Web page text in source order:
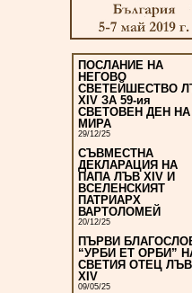
ПОСЛАНИЕ НА
НЕГОВО
СВЕТЕЙШЕСТВО
XIV ЗА 59-ия
СВЕТОВЕН ДЕН НА
МИРА
29/12/25
СЪВМЕСТНА
ДЕКЛАРАЦИЯ НА
ПАПА ЛЪВ XIV И
ВСЕЛЕНСКИЯТ
ПАТРИАРХ
ВАРТОЛОМЕЙ
20/12/25
ПЪРВИ
“УРБИ ЕТ ОРБИ”
СВЕТИЯ ОТЕЦ ЛЪВ
XIV
09/05/25